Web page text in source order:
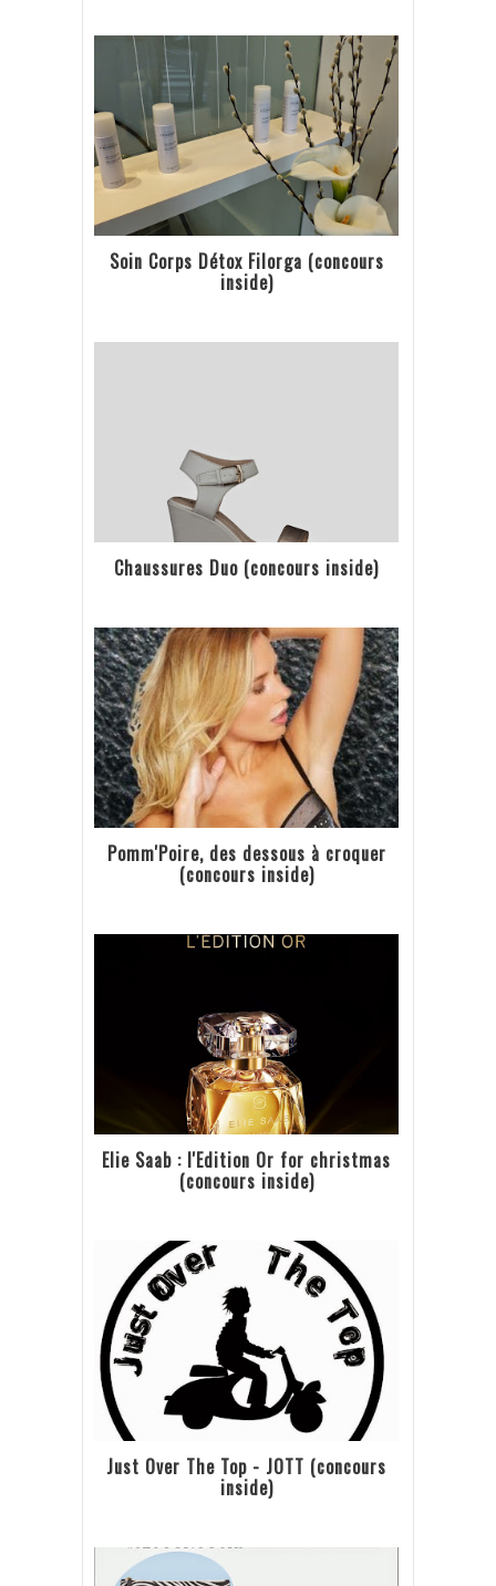
Soin Corps Détox Filorga (concours
inside)
Chaussures Duo (concours inside)
Pomm'Poire, des dessous à croquer
(concours inside)
Elie Saab : l'Edition Or for christmas
(concours inside)
Just Over The Top - JOTT (concours
inside)